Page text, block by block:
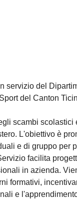
servizio del
del Canton
scambi scolastici
L'obiettivo è
e di gruppo per
facilita
in azienda.
formativi,
e